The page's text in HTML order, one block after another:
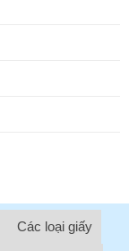
Các loại giấy